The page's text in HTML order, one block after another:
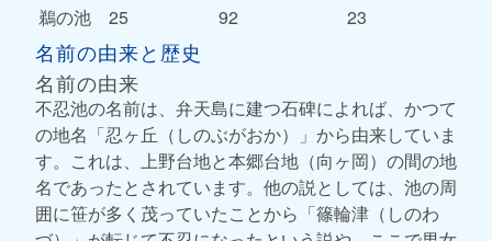
鵜の池
25 92 23
名前の由来と歴史
名前の由来
不忍池の名前は、弁天島に建つ石碑によれば、かつて
の地名「忍ヶ丘（しのぶがおか）」から由来していま
す。これは、上野台地と本郷台地（向ヶ岡）の間の地
名であったとされています。他の説としては、池の周
囲に笹が多く茂っていたことから「篠輪津（しのわ